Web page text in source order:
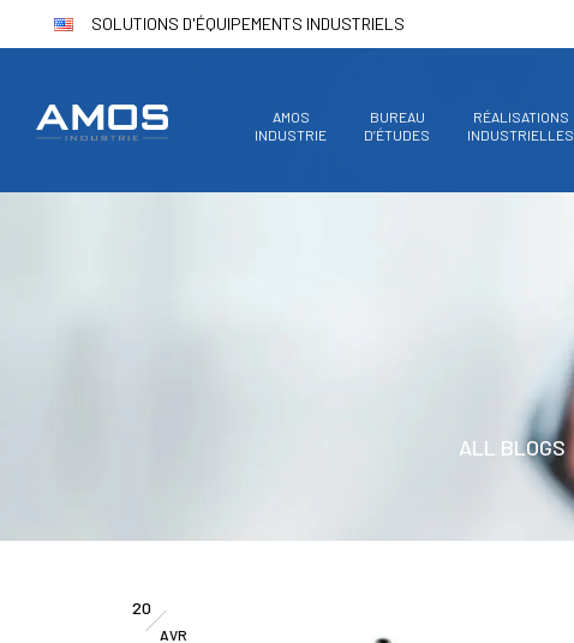
SOLUTIONS D'ÉQUIPEMENTS INDUSTRIELS
AMOS
INDUSTRIE
BUREAU
D’ÉTUDES
RÉALISATIONS
INDUSTRIELLES
ALL BLOGS
20
AVR